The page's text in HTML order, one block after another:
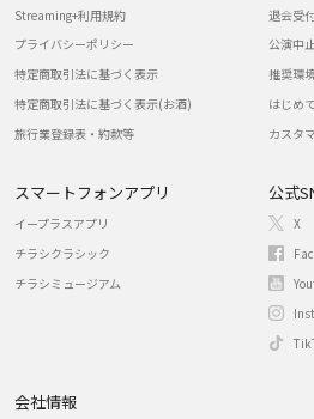
Streaming+利用規約
プライバシーポリシー
特定商取引法に基づく表示
特定商取引法に基づく表示(お酒)
旅行業登録表・約款等
退会受
公演中
推奨環
はじめ
カスタ
スマートフォンアプリ
イープラスアプリ
チラシクラシック
チラシミュージアム
公式
X
会社情報